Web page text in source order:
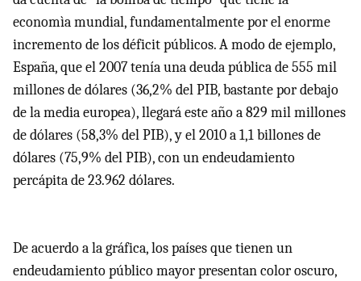
economìa mundial, fundamentalmente por el enorme
incremento de los déficit públicos. A modo de ejemplo,
España, que el 2007 tenía una deuda pública de 555 mil
millones de dólares (36,2% delPIB, bastante por debajo
de la media europea), llegará este año a 829 mil millones
de dólares (58,3% delPIB), y el 2010 a 1,1 billones de
dólares (75,9% delPIB), con un endeudamiento
percápita de 23.962 dólares.
De acuerdo a la gráfica, los países que tienen un
endeudamiento público mayor presentan color oscuro,